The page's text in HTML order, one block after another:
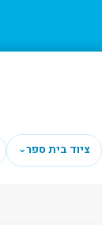
ציוד בית ספר⌄